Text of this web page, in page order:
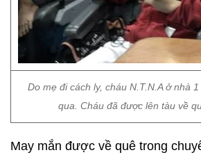
Do mẹ đi cách ly, cháu N.T.N.A ở nhà
qua. Cháu đã được lên tàu về
May mắn được về quê trong